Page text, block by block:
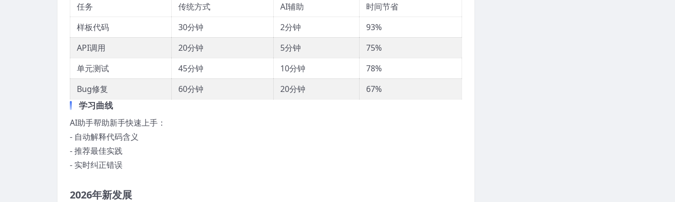
任务 传统方式 AI辅助
时间节省
样板代码
30分钟 2分钟
93%
API调用
20分钟 5分钟
75%
单元测试
45分钟 10分钟
78%
Bug修复
60分钟 20分钟 67%
学习曲线
AI助手帮助新手快速上手：
- 自动解释代码含义
- 推荐最佳实践
- 实时纠正错误
2026年新发展